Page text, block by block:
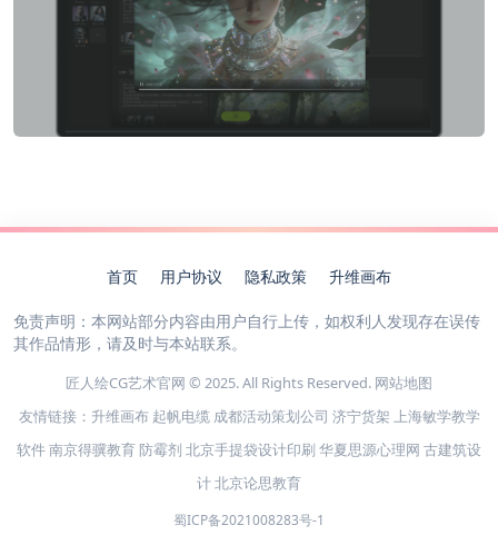
首页 用户协议 隐私政策 升维画布
免责声明：本网站部分内容由用户自行上传，如权利人发现存在误传
其作品情形，请及时与本站联系。
匠人绘CG艺术官网 © 2025. All Rights Reserved. 网站地图
友情链接： 升维画布 起帆电缆 成都活动策划公司 济宁货架 上海敏学教学
软件南京得骥教育 防霉剂 北京手提袋设计印刷 华夏思源心理网 古建筑设
计北京论思教育
蜀ICP备2021008283号-1